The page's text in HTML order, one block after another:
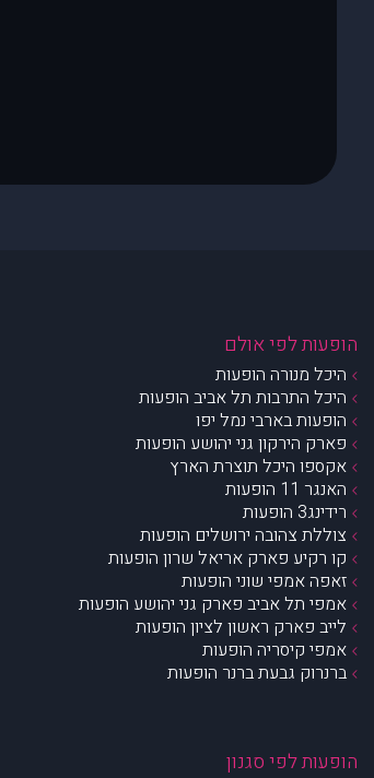
הופעות לפי אולם
היכל מנורה הופעות
היכל התרבות תל אביב הופעות
הופעות בארבי נמל יפו
פארק הירקון גני יהושע הופעות
אקספו היכל תוצרת הארץ
האנגר 11 הופעות
רידינג3 הופעות
צוללת צהובה ירושלים הופעות
קו רקיע פארק אריאל שרון הופעות
זאפה אמפי שוני הופעות
אמפי תל אביב פארק גני יהושע הופעות
לייב פארק ראשון לציון הופעות
אמפי קיסריה הופעות
ברנרוק גבעת ברנר הופעות
הופעות לפי סגנון